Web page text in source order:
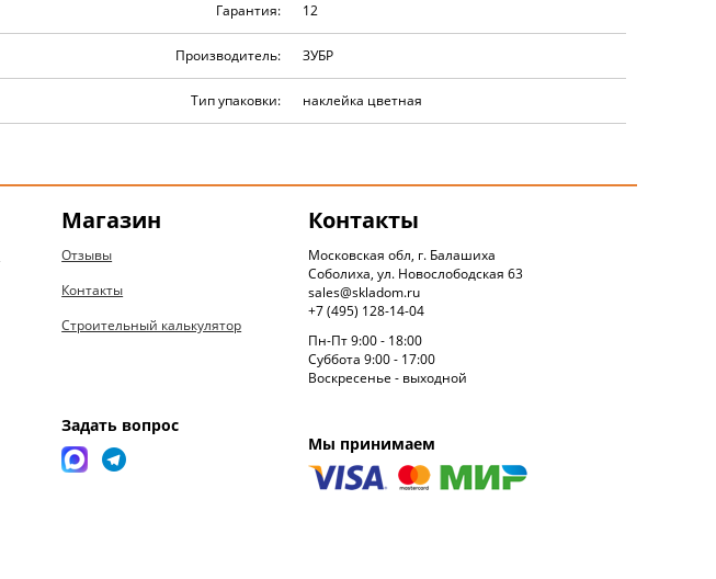
Гарантия: 12
Производитель: ЗУБР
Тип упаковки: наклейка цветная
Магазин
Отзывы
Контакты
Строительный калькулятор
Задать вопрос
Контакты
Московская обл, г. Балашиха
Соболиха, ул. Новослободская 63
sales@skladom.ru
+7 (495) 128-14-04
Пн-Пт 9:00 - 18:00
Суббота 9:00 - 17:00
Воскресенье - выходной
Мы принимаем